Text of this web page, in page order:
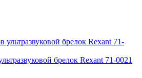
брелок Rexant 71-0021